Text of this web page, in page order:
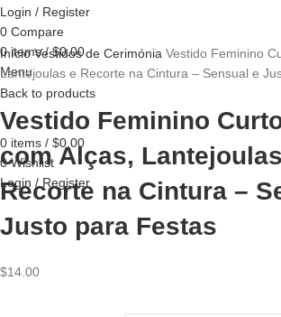
Login / Register
0 Compare
0items / $0.00
Menu
0 items / $0.00
0Wishlist
Login / Register
Click to enlarge
InícioVestidos de Cerimónia Vestido Feminino
Lantejoulas e Recorte na Cintura – Sensual e
Back to products
Vestido Feminino
com Alças,
Recorte na Cintura –
Justo para Festas
$14.00